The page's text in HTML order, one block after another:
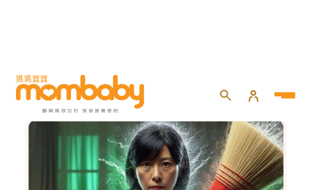
健康百寶箱